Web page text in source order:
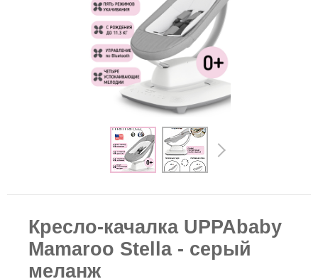
Кресло-качалка UPPAbaby
Mamaroo Stella - серый
меланж